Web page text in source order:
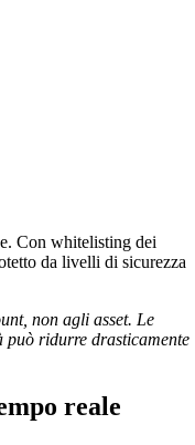
Con whitelisting dei
da livelli di sicurezza
non agli asset. Le
ridurre drasticamente
reale